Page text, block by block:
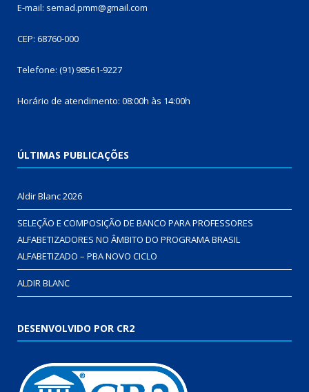
E-mail: semad.pmm@gmail.com
CEP: 68760-000
Telefone: (91) 98561-9227
Horário de atendimento: 08:00h às 14:00h
ÚLTIMAS PUBLICAÇÕES
Aldir Blanc 2026
SELEÇÃO E COMPOSIÇÃO DE BANCO PARA PROFESSORES
ALFABETIZADORES NO ÂMBITO DO PROGRAMA BRASIL
ALFABETIZADO – PBA NOVO CICLO
ALDIR BLANC
DESENVOLVIDO POR CR2